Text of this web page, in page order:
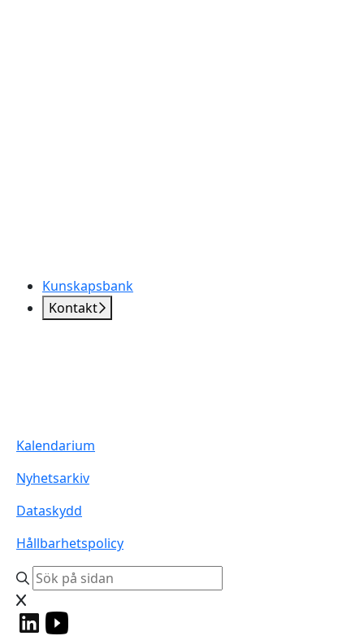
Kunskapsbank
Kontakt
Kalendarium
Nyhetsarkiv
Dataskydd
Hållbarhetspolicy